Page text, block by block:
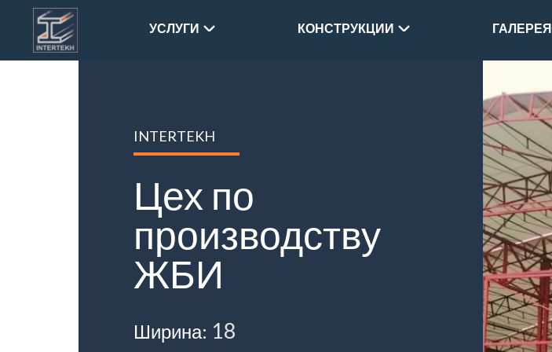
Intertekh
Надежность,
УСЛУГИ КОНСТРУКЦИИ ГАЛЕРЕЯ
INTERTEKH
Цех по
производству
ЖБИ
Ширина: 18